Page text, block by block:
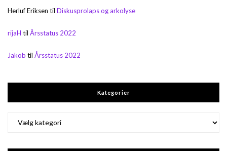
Herluf Eriksen til Diskusprolaps og arkolyse
rijaH til Årsstatus 2022
Jakob til Årsstatus 2022
Kategorier